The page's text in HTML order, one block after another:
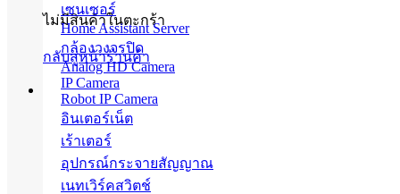
ไม่มีสินค้าในตะกร้า
กลับสู่หน้าร้านค้า
เซนเซอร์
Home Assistant Server
กล้องวงจรปิด
Analog HD Camera
IP Camera
Robot IP Camera
อินเตอร์เน็ต
เร้าเตอร์
อุปกรณ์กระจายสัญญาณ
เนทเวิร์คสวิตช์